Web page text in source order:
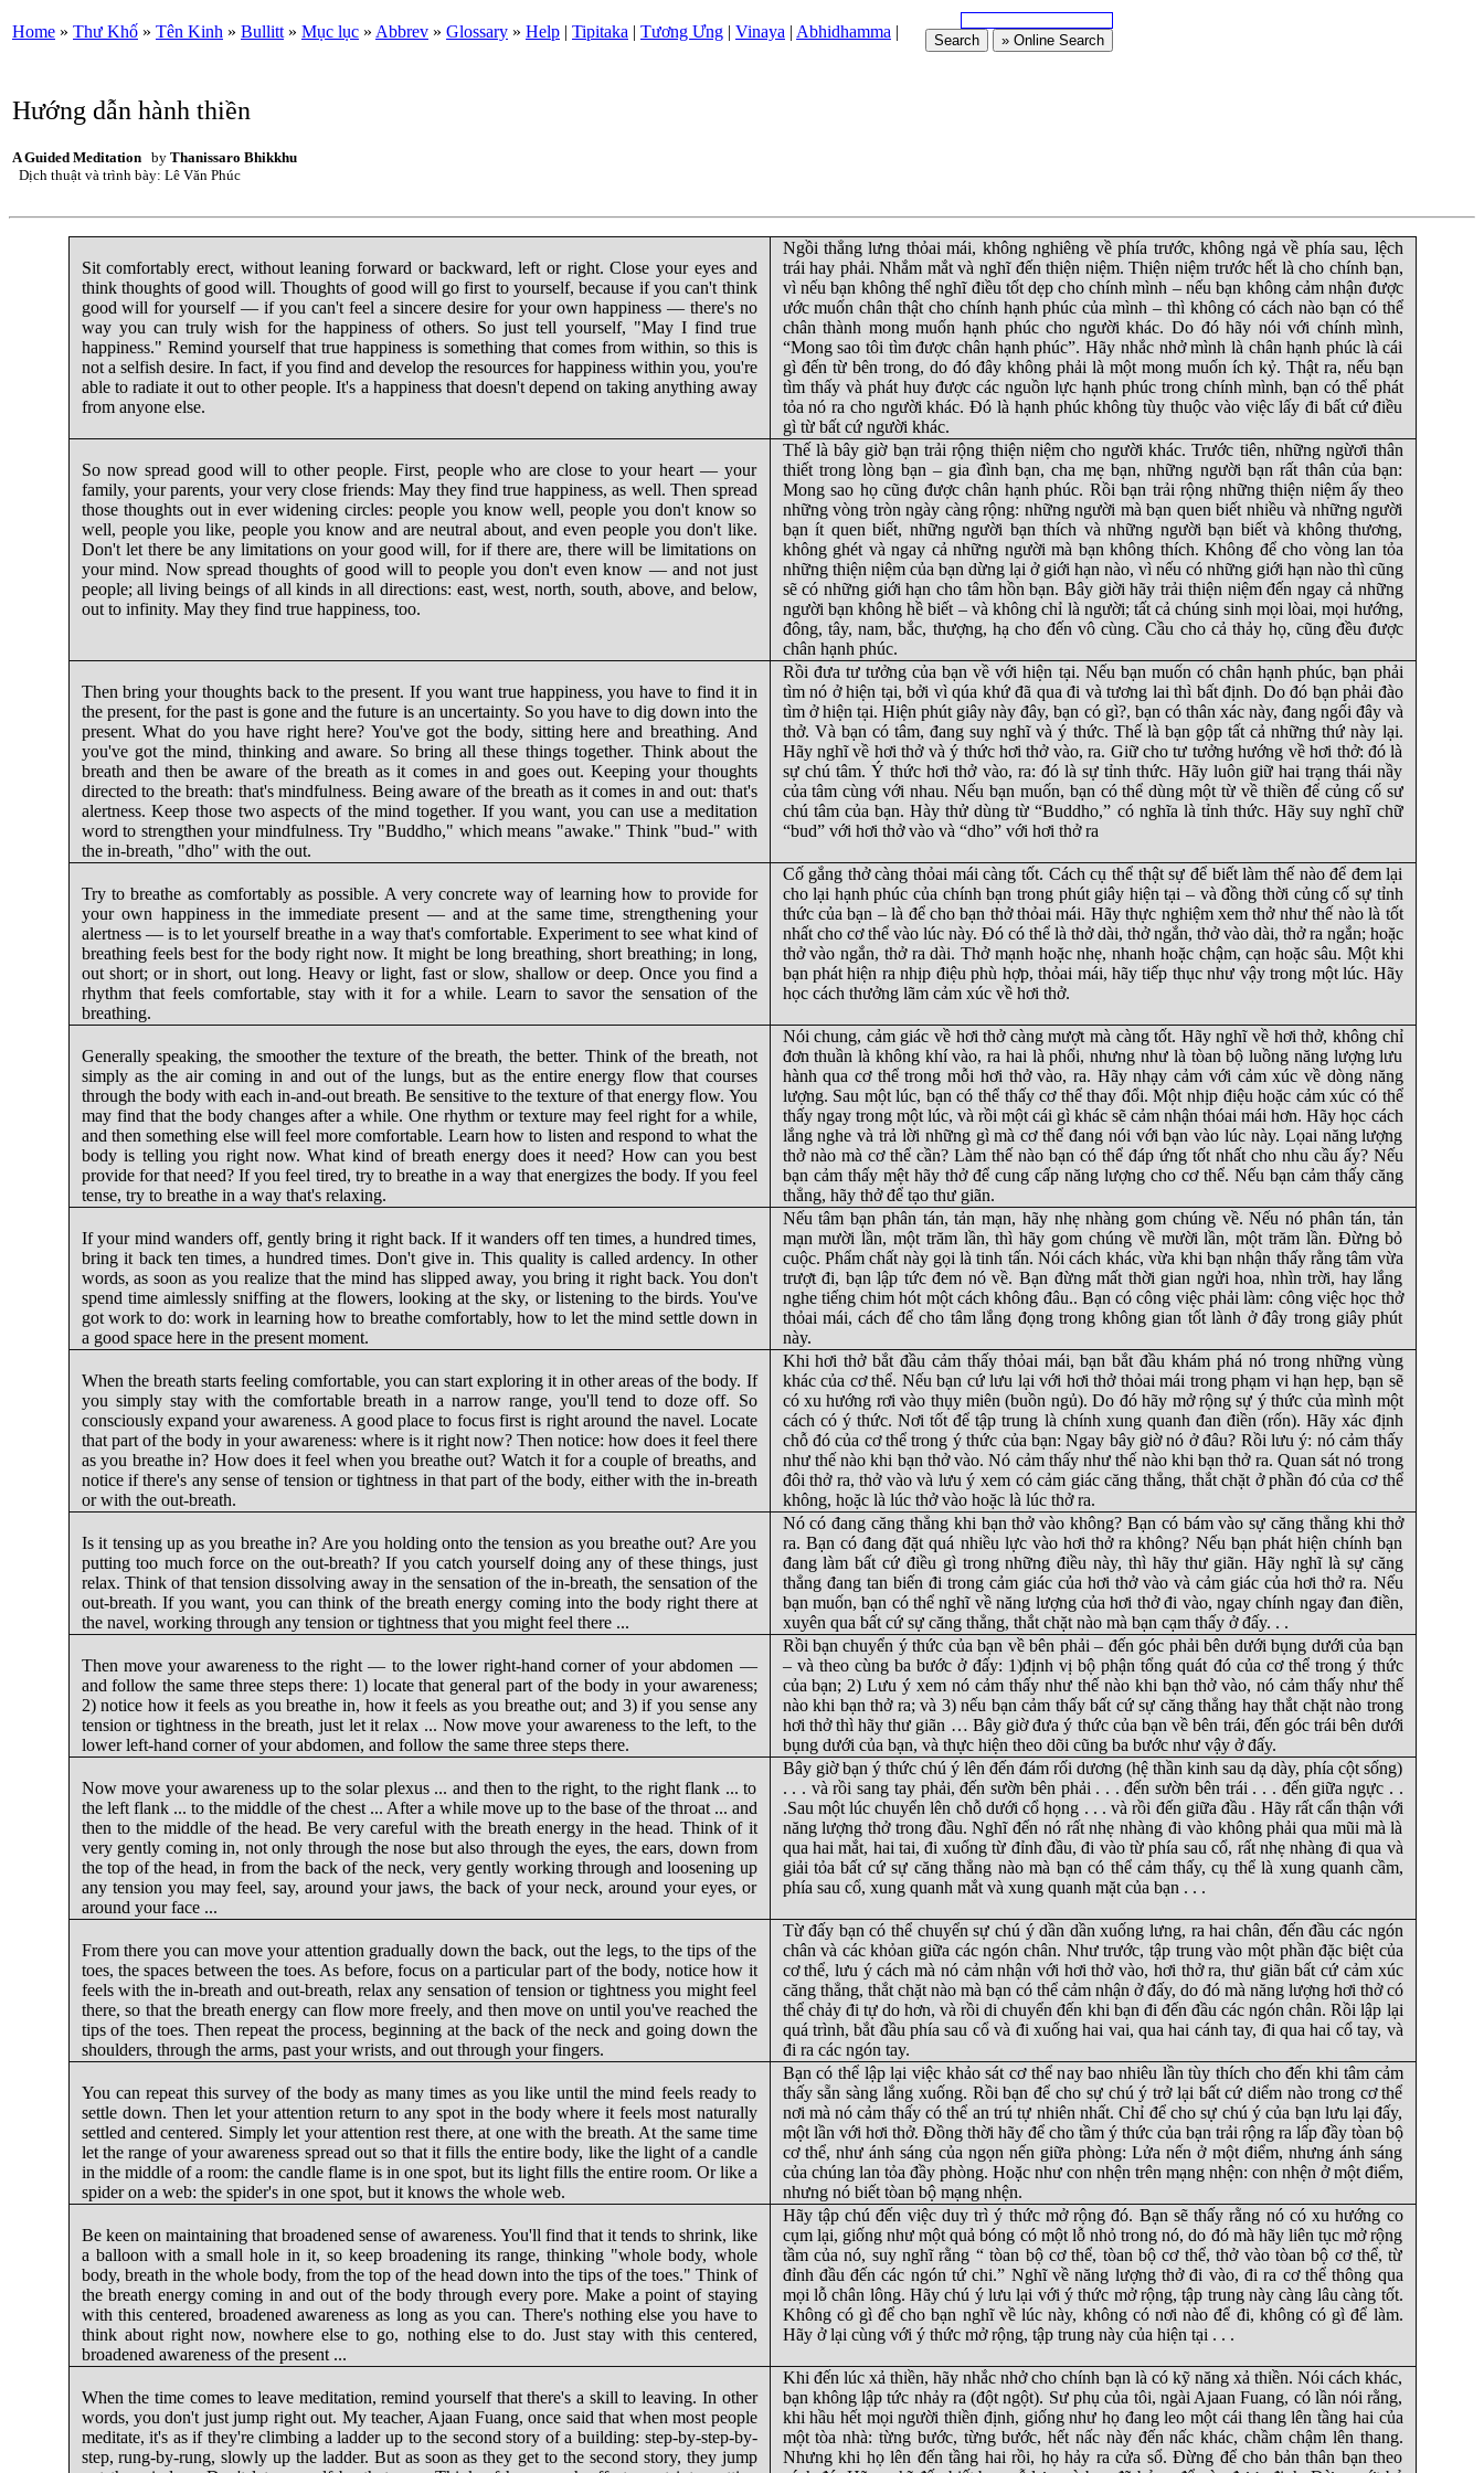
Home » Thư Khố » Tên Kinh » Bullitt » Mục lục » Abbrev » Glossary » Help | Tipitaka | Tương Ưng | Vinaya | Abhidhamma |
Hướng dẫn hành thiền
A Guided Meditation by Thanissaro Bhikkhu
Dịch thuật và trình bày: Lê Văn Phúc
Sit comfortably erect, without leaning forward or backward, left or right. Close your eyes and
think thoughts of good will. Thoughts of good will go first to yourself, because if you can't think
good will for yourself — if you can't feel a sincere desire for your own happiness — there's no
way you can truly wish for the happiness of others. So just tell yourself, "May I find true
happiness." Remind yourself that true happiness is something that comes from within, so this is
not a selfish desire. In fact, if you find and develop the resources for happiness within you, you're
able to radiate it out to other people. It's a happiness that doesn't depend on taking anything away
from anyone else.
Ngồi thẳng lưng thỏai mái, không nghiêng về phía trước, không ngả về phía sau, lệch
trái hay phải. Nhắm mắt và nghĩ đến thiện niệm. Thiện niệm trước hết là cho chính bạn,
vì nếu bạn không thể nghĩ điều tốt dẹp cho chính mình – nếu bạn không cảm nhận được
ước muốn chân thật cho chính hạnh phúc của mình – thì không có cách nào bạn có thể
chân thành mong muốn hạnh phúc cho người khác. Do đó hãy nói với chính mình,
“Mong sao tôi tìm được chân hạnh phúc”. Hãy nhắc nhở mình là chân hạnh phúc là cái
gì đến từ bên trong, do đó đây không phải là một mong muốn ích kỷ. Thật ra, nếu bạn
tìm thấy và phát huy được các nguồn lực hạnh phúc trong chính mình, bạn có thể phát
tỏa nó ra cho người khác. Đó là hạnh phúc không tùy thuộc vào việc lấy đi bất cứ điều
gì từ bất cứ người khác.
So now spread good will to other people. First, people who are close to your heart — your
family, your parents, your very close friends: May they find true happiness, as well. Then spread
those thoughts out in ever widening circles: people you know well, people you don't know so
well, people you like, people you know and are neutral about, and even people you don't like.
Don't let there be any limitations on your good will, for if there are, there will be limitations on
your mind. Now spread thoughts of good will to people you don't even know — and not just
people; all living beings of all kinds in all directions: east, west, north, south, above, and below,
out to infinity. May they find true happiness, too.
Thế là bây giờ bạn trải rộng thiện niệm cho người khác. Trước tiên, những ngừơi thân
thiết trong lòng bạn – gia đình bạn, cha mẹ bạn, những người bạn rất thân của bạn:
Mong sao họ cũng được chân hạnh phúc. Rồi bạn trải rộng những thiện niệm ấy theo
những vòng tròn ngày càng rộng: những người mà bạn quen biết nhiều và những người
bạn ít quen biết, những người bạn thích và những người bạn biết và không thương,
không ghét và ngay cả những người mà bạn không thích. Không để cho vòng lan tỏa
những thiện niệm của bạn dừng lại ở giới hạn nào, vì nếu có những giới hạn nào thì cũng
sẽ có những giới hạn cho tâm hồn bạn. Bây giời hãy trải thiện niệm đến ngay cả những
người bạn không hề biết – và không chỉ là người; tất cả chúng sinh mọi lòai, mọi hướng,
đông, tây, nam, bắc, thượng, hạ cho đến vô cùng. Cầu cho cả thảy họ, cũng đều được
chân hạnh phúc.
Then bring your thoughts back to the present. If you want true happiness, you have to find it in
the present, for the past is gone and the future is an uncertainty. So you have to dig down into the
present. What do you have right here? You've got the body, sitting here and breathing. And
you've got the mind, thinking and aware. So bring all these things together. Think about the
breath and then be aware of the breath as it comes in and goes out. Keeping your thoughts
directed to the breath: that's mindfulness. Being aware of the breath as it comes in and out: that's
alertness. Keep those two aspects of the mind together. If you want, you can use a meditation
word to strengthen your mindfulness. Try "Buddho," which means "awake." Think "bud-" with
the in-breath, "dho" with the out.
Rồi đưa tư tưởng của bạn về với hiện tại. Nếu bạn muốn có chân hạnh phúc, bạn phải
tìm nó ở hiện tại, bởi vì qúa khứ đã qua đi và tương lai thì bất định. Do đó bạn phải đào
tìm ở hiện tại. Hiện phút giây này đây, bạn có gì?, bạn có thân xác này, đang ngối đây và
thở. Và bạn có tâm, đang suy nghĩ và ý thức. Thế là bạn gộp tất cả những thứ này lại.
Hãy nghĩ về hơi thở và ý thức hơi thở vào, ra. Giữ cho tư tưởng hướng về hơi thở: đó là
sự chú tâm. Ý thức hơi thở vào, ra: đó là sự tỉnh thức. Hãy luôn giữ hai trạng thái nầy
của tâm cùng với nhau. Nếu bạn muốn, bạn có thể dùng một từ về thiền để củng cố sư
chú tâm của bạn. Hày thử dùng từ “Buddho,” có nghĩa là tỉnh thức. Hãy suy nghĩ chữ
“bud” với hơi thở vào và “dho” với hơi thở ra
Try to breathe as comfortably as possible. A very concrete way of learning how to provide for
your own happiness in the immediate present — and at the same time, strengthening your
alertness — is to let yourself breathe in a way that's comfortable. Experiment to see what kind of
breathing feels best for the body right now. It might be long breathing, short breathing; in long,
out short; or in short, out long. Heavy or light, fast or slow, shallow or deep. Once you find a
rhythm that feels comfortable, stay with it for a while. Learn to savor the sensation of the
breathing.
Cố gắng thở càng thỏai mái càng tốt. Cách cụ thể thật sự để biết làm thế nào để đem lại
cho lại hạnh phúc của chính bạn trong phút giây hiện tại – và đồng thời củng cố sự tỉnh
thức của bạn – là để cho bạn thở thỏai mái. Hãy thực nghiệm xem thở như thế nào là tốt
nhất cho cơ thể vào lúc này. Đó có thể là thở dài, thở ngắn, thở vào dài, thở ra ngắn; hoặc
thở vào ngắn, thở ra dài. Thở mạnh hoặc nhẹ, nhanh hoặc chậm, cạn hoặc sâu. Một khi
bạn phát hiện ra nhịp điệu phù hợp, thỏai mái, hãy tiếp thục như vậy trong một lúc. Hãy
học cách thưởng lãm cảm xúc về hơi thở.
Generally speaking, the smoother the texture of the breath, the better. Think of the breath, not
simply as the air coming in and out of the lungs, but as the entire energy flow that courses
through the body with each in-and-out breath. Be sensitive to the texture of that energy flow. You
may find that the body changes after a while. One rhythm or texture may feel right for a while,
and then something else will feel more comfortable. Learn how to listen and respond to what the
body is telling you right now. What kind of breath energy does it need? How can you best
provide for that need? If you feel tired, try to breathe in a way that energizes the body. If you feel
tense, try to breathe in a way that's relaxing.
Nói chung, cảm giác về hơi thở càng mượt mà càng tốt. Hãy nghĩ về hơi thở, không chỉ
đơn thuần là không khí vào, ra hai là phổi, nhưng như là tòan bộ luồng năng lượng lưu
hành qua cơ thể trong mỗi hơi thở vào, ra. Hãy nhạy cảm với cảm xúc về dòng năng
lượng. Sau một lúc, bạn có thể thấy cơ thể thay đổi. Một nhịp điệu hoặc cảm xúc có thể
thấy ngay trong một lúc, và rồi một cái gì khác sẽ cảm nhận thóai mái hơn. Hãy học cách
lắng nghe và trả lời những gì mà cơ thể đang nói với bạn vào lúc này. Lọai năng lượng
thở nào mà cơ thể cần? Làm thế nào bạn có thể đáp ứng tốt nhất cho nhu cầu ấy? Nếu
bạn cảm thấy mệt hãy thở để cung cấp năng lượng cho cơ thể. Nếu bạn cảm thấy căng
thẳng, hãy thở để tạo thư giãn.
If your mind wanders off, gently bring it right back. If it wanders off ten times, a hundred times,
bring it back ten times, a hundred times. Don't give in. This quality is called ardency. In other
words, as soon as you realize that the mind has slipped away, you bring it right back. You don't
spend time aimlessly sniffing at the flowers, looking at the sky, or listening to the birds. You've
got work to do: work in learning how to breathe comfortably, how to let the mind settle down in
a good space here in the present moment.
Nếu tâm bạn phân tán, tản mạn, hãy nhẹ nhàng gom chúng về. Nếu nó phân tán, tản
mạn mười lần, một trăm lần, thì hãy gom chúng về mười lần, một trăm lần. Đừng bỏ
cuộc. Phẩm chất này gọi là tinh tấn. Nói cách khác, vừa khi bạn nhận thấy rằng tâm vừa
trượt đi, bạn lập tức đem nó về. Bạn đừng mất thời gian ngửi hoa, nhìn trời, hay lắng
nghe tiếng chim hót một cách không đâu.. Bạn có công việc phải làm: công việc học thở
thỏai mái, cách để cho tâm lắng đọng trong không gian tốt lành ở đây trong giây phút
này.
When the breath starts feeling comfortable, you can start exploring it in other areas of the body. If
you simply stay with the comfortable breath in a narrow range, you'll tend to doze off. So
consciously expand your awareness. A good place to focus first is right around the navel. Locate
that part of the body in your awareness: where is it right now? Then notice: how does it feel there
as you breathe in? How does it feel when you breathe out? Watch it for a couple of breaths, and
notice if there's any sense of tension or tightness in that part of the body, either with the in-breath
or with the out-breath.
Khi hơi thở bắt đầu cảm thấy thỏai mái, bạn bắt đầu khám phá nó trong những vùng
khác của cơ thể. Nếu bạn cứ lưu lại với hơi thở thỏai mái trong phạm vi hạn hẹp, bạn sẽ
có xu hướng rơi vào thụy miên (buồn ngủ). Do đó hãy mở rộng sự ý thức của mình một
cách có ý thức. Nơi tốt để tập trung là chính xung quanh đan điền (rốn). Hãy xác định
chỗ đó của cơ thể trong ý thức của bạn: Ngay bây giờ nó ở đâu? Rồi lưu ý: nó cảm thấy
như thế nào khi bạn thở vào. Nó cảm thấy như thế nào khi bạn thở ra. Quan sát nó trong
đôi thở ra, thở vào và lưu ý xem có cảm giác căng thẳng, thắt chặt ở phần đó của cơ thể
không, hoặc là lúc thở vào hoặc là lúc thở ra.
Is it tensing up as you breathe in? Are you holding onto the tension as you breathe out? Are you
putting too much force on the out-breath? If you catch yourself doing any of these things, just
relax. Think of that tension dissolving away in the sensation of the in-breath, the sensation of the
out-breath. If you want, you can think of the breath energy coming into the body right there at
the navel, working through any tension or tightness that you might feel there ...
Nó có đang căng thẳng khi bạn thở vào không? Bạn có bám vào sự căng thẳng khi thở
ra. Bạn có đang đặt quá nhiều lực vào hơi thở ra không? Nếu bạn phát hiện chính bạn
đang làm bất cứ điều gì trong những điều này, thì hãy thư giãn. Hãy nghĩ là sự căng
thẳng đang tan biến đi trong cảm giác của hơi thở vào và cảm giác của hơi thở ra. Nếu
bạn muốn, bạn có thể nghĩ về năng lượng của hơi thở đi vào, ngay chính ngay đan điền,
xuyên qua bất cứ sự căng thẳng, thắt chặt nào mà bạn cạm thấy ở đấy. . .
Then move your awareness to the right — to the lower right-hand corner of your abdomen —
and follow the same three steps there: 1) locate that general part of the body in your awareness;
2) notice how it feels as you breathe in, how it feels as you breathe out; and 3) if you sense any
tension or tightness in the breath, just let it relax ... Now move your awareness to the left, to the
lower left-hand corner of your abdomen, and follow the same three steps there.
Rồi bạn chuyển ý thức của bạn về bên phải – đến góc phải bên dưới bụng dưới của bạn
– và theo cùng ba bước ở đấy: 1)định vị bộ phận tổng quát đó của cơ thể trong ý thức
của bạn; 2) Lưu ý xem nó cảm thấy như thế nào khi bạn thở vào, nó cảm thấy như thế
nào khi bạn thở ra; và 3) nếu bạn cảm thấy bất cứ sự căng thẳng hay thắt chặt nào trong
hơi thở thì hãy thư giãn … Bây giờ đưa ý thức của bạn về bên trái, đến góc trái bên dưới
bụng dưới của bạn, và thực hiện theo dõi cũng ba bước như vậy ở đấy.
Now move your awareness up to the solar plexus ... and then to the right, to the right flank ... to
the left flank ... to the middle of the chest ... After a while move up to the base of the throat ... and
then to the middle of the head. Be very careful with the breath energy in the head. Think of it
very gently coming in, not only through the nose but also through the eyes, the ears, down from
the top of the head, in from the back of the neck, very gently working through and loosening up
any tension you may feel, say, around your jaws, the back of your neck, around your eyes, or
around your face ...
Bây giờ bạn ý thức chú ý lên đến đám rối dương (hệ thần kinh sau dạ dày, phía cột sống)
. . . và rồi sang tay phải, đến sườn bên phải . . . đến sườn bên trái . . . đến giữa ngực . .
.Sau một lúc chuyển lên chỗ dưới cổ họng . . . và rồi đến giữa đầu . Hãy rất cẩn thận với
năng lượng thở trong đầu. Nghĩ đến nó rất nhẹ nhàng đi vào không phải qua mũi mà là
qua hai mắt, hai tai, đi xuống từ đỉnh đầu, đi vào từ phía sau cổ, rất nhẹ nhàng đi qua và
giải tỏa bất cứ sự căng thẳng nào mà bạn có thể cảm thấy, cụ thể là xung quanh cầm,
phía sau cổ, xung quanh mắt và xung quanh mặt của bạn . . .
From there you can move your attention gradually down the back, out the legs, to the tips of the
toes, the spaces between the toes. As before, focus on a particular part of the body, notice how it
feels with the in-breath and out-breath, relax any sensation of tension or tightness you might feel
there, so that the breath energy can flow more freely, and then move on until you've reached the
tips of the toes. Then repeat the process, beginning at the back of the neck and going down the
shoulders, through the arms, past your wrists, and out through your fingers.
Từ đấy bạn có thể chuyển sự chú ý dần dần xuống lưng, ra hai chân, đến đầu các ngón
chân và các khỏan giữa các ngón chân. Như trước, tập trung vào một phần đặc biệt của
cơ thể, lưu ý cách mà nó cảm nhận với hơi thở vào, hơi thở ra, thư giãn bất cứ cảm xúc
căng thẳng, thắt chặt nào mà bạn có thể cảm nhận ở đấy, do đó mà năng lượng hơi thở có
thể chảy đi tự do hơn, và rồi di chuyển đến khi bạn đi đến đầu các ngón chân. Rồi lập lại
quá trình, bắt đầu phía sau cổ và đi xuống hai vai, qua hai cánh tay, đi qua hai cổ tay, và
đi ra các ngón tay.
You can repeat this survey of the body as many times as you like until the mind feels ready to
settle down. Then let your attention return to any spot in the body where it feels most naturally
settled and centered. Simply let your attention rest there, at one with the breath. At the same time
let the range of your awareness spread out so that it fills the entire body, like the light of a candle
in the middle of a room: the candle flame is in one spot, but its light fills the entire room. Or like a
spider on a web: the spider's in one spot, but it knows the whole web.
Bạn có thể lập lại việc khảo sát cơ thể nay bao nhiêu lần tùy thích cho đến khi tâm cảm
thấy sẵn sàng lắng xuống. Rồi bạn để cho sự chú ý trở lại bất cứ diểm nào trong cơ thể
nơi mà nó cảm thấy có thể an trú tự nhiên nhất. Chỉ để cho sự chú ý của bạn lưu lại đấy,
một lần với hơi thở. Đồng thời hãy để cho tầm ý thức của bạn trải rộng ra lấp đầy tòan bộ
cơ thể, như ánh sáng của ngọn nến giữa phòng: Lửa nến ở một điểm, nhưng ánh sáng
của chúng lan tỏa đầy phòng. Hoặc như con nhện trên mạng nhện: con nhện ở một điểm,
nhưng nó biết tòan bộ mạng nhện.
Be keen on maintaining that broadened sense of awareness. You'll find that it tends to shrink, like
a balloon with a small hole in it, so keep broadening its range, thinking "whole body, whole
body, breath in the whole body, from the top of the head down into the tips of the toes." Think of
the breath energy coming in and out of the body through every pore. Make a point of staying
with this centered, broadened awareness as long as you can. There's nothing else you have to
think about right now, nowhere else to go, nothing else to do. Just stay with this centered,
broadened awareness of the present ...
Hãy tập chú đến việc duy trì ý thức mở rộng đó. Bạn sẽ thấy rằng nó có xu hướng co
cụm lại, giống như một quả bóng có một lỗ nhỏ trong nó, do đó mà hãy liên tục mở rộng
tầm của nó, suy nghĩ rằng “ tòan bộ cơ thể, tòan bộ cơ thể, thở vào tòan bộ cơ thể, từ
đỉnh đầu đến các ngón tứ chi.” Nghĩ về năng lượng thở đi vào, đi ra cơ thể thông qua
mọi lỗ chân lông. Hãy chú ý lưu lại với ý thức mở rộng, tập trung này càng lâu càng tốt.
Không có gì để cho bạn nghĩ về lúc này, không có nơi nào để đi, không có gì để làm.
Hãy ở lại cùng với ý thức mở rộng, tập trung này của hiện tại . . .
When the time comes to leave meditation, remind yourself that there's a skill to leaving. In other
words, you don't just jump right out. My teacher, Ajaan Fuang, once said that when most people
meditate, it's as if they're climbing a ladder up to the second story of a building: step-by-step-by-
step, rung-by-rung, slowly up the ladder. But as soon as they get to the second story, they jump
Khi đến lúc xả thiền, hãy nhắc nhở cho chính bạn là có kỹ năng xả thiền. Nói cách khác,
bạn không lập tức nhảy ra (đột ngột). Sư phụ của tôi, ngài Ajaan Fuang, có lần nói rằng,
khi hầu hết mọi người thiền định, giống như họ đang leo một cái thang lên tầng hai của
một tòa nhà: từng bước, từng bước, hết nấc này đến nấc khác, chầm chậm lên thang.
Nhưng khi họ lên đến tầng hai rồi, họ hảy ra cửa sổ. Đừng để cho bản thân bạn theo